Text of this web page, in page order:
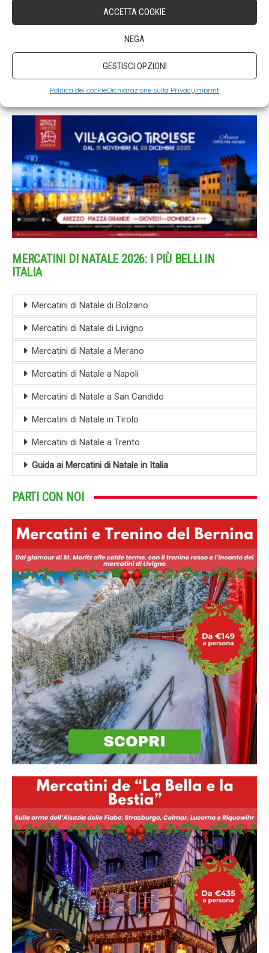
ACCETTA COOKIE
NEGA
GESTISCI OPZIONI
Politica dei cookieDichiarazione sulla PrivacyImprint
MERCATINI DI NATALE 2026: I PIÙ BELLI IN
ITALIA
Mercatini di Natale di Bolzano
Mercatini di Natale di Livigno
Mercatini di Natale a Merano
Mercatini di Natale a Napoli
Mercatini di Natale a San Candido
Mercatini di Natale in Tirolo
Mercatini di Natale a Trento
Guida ai Mercatini di Natale in Italia
PARTI CON NOI